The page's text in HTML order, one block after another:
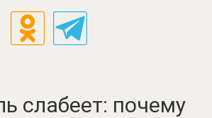
слабеет: почему